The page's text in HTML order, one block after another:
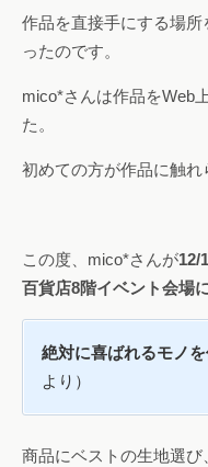
作品を直接手にする場
ったのです。
mico*さんは作品をWeb
た。
初めての方が作品に触れ
この度、mico*さんが12/
百貨店8階イベント会場
絶対に喜ばれるモノを
より）
商品にベストの生地選び